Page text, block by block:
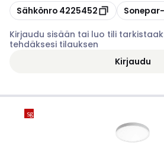
Kopioi
Sähkönro 4225452 Kopioi
Kirjaudu sisään tai luo tili
tehdäksesi tilauksen
Kirjaudu